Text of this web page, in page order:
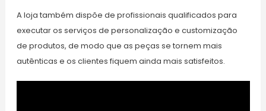
A loja também dispõe de profissionais qualificados para
executar os serviços de personalização e customização
de produtos, de modo que as peças se tornem mais
autênticas e os clientes fiquem ainda mais satisfeitos.